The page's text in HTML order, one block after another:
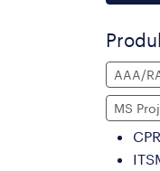
AAA/
MS